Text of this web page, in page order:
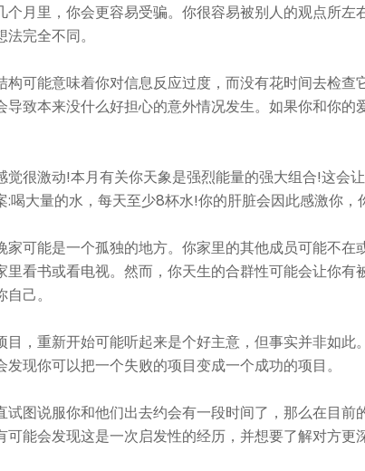
个月里，你会更容易受骗。你很容易被别人的观点所
完全不同。
构可能意味着你对信息反应过度，而没有花时间去检
导致本来没什么好担心的意外情况发生。如果你和你
觉很激动!本月有关你天象是强烈能量的强大组合!这会
:喝大量的水，每天至少8杯水!你的肝脏会因此感激你
家可能是一个孤独的地方。你家里的其他成员可能不
里看书或看电视。然而，你天生的合群性可能会让你
己。
目，重新开始可能听起来是个好主意，但事实并非如
发现你可以把一个失败的项目变成一个成功的项目。
试图说服你和他们出去约会有一段时间了，那么在目
可能会发现这是一次启发性的经历，并想要了解对方更